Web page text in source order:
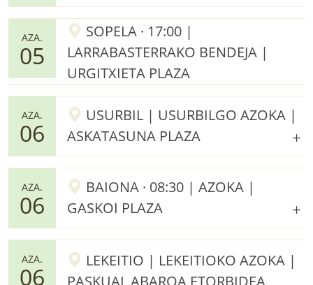
AZA.
05
SOPELA · 17:00 |
LARRABASTERRAKO BENDEJA |
URGITXIETA PLAZA
AZA.
06
USURBIL | USURBILGO AZOKA |
ASKATASUNA PLAZA
AZA.
06
BAIONA · 08:30 | AZOKA |
GASKOI PLAZA
AZA.
06
LEKEITIO | LEKEITIOKO AZOKA |
PASKUAL ABAROA ETORBIDEA